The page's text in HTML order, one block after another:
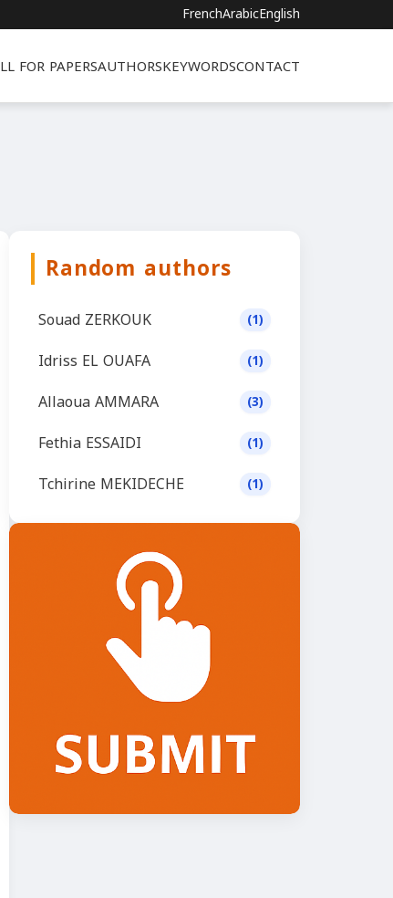
FrenchArabicEnglish
FOR PAPERSAUTHORSKEYWORDSCONTACT
Random authors
Souad ZERKOUK (1)
Idriss EL OUAFA (1)
Allaoua AMMARA (3)
Fethia ESSAIDI (1)
Tchirine MEKIDECHE (1)